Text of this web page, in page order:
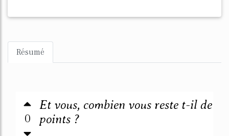
Résumé
0
Et vous, combien vous reste t-il de
points ?